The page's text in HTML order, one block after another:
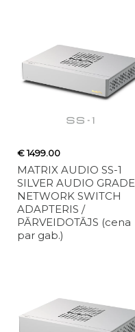
€ 1499.00
MATRIX AUDIO SS-1
SILVER AUDIO GRADE
NETWORK SWITCH
ADAPTERIS /
PĀRVEIDOTĀJS (cena
par gab.)